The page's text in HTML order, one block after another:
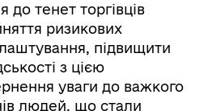
до тенет торгівців
ризикових
підвищити
з цією
уваги до важкого
людей, що стали